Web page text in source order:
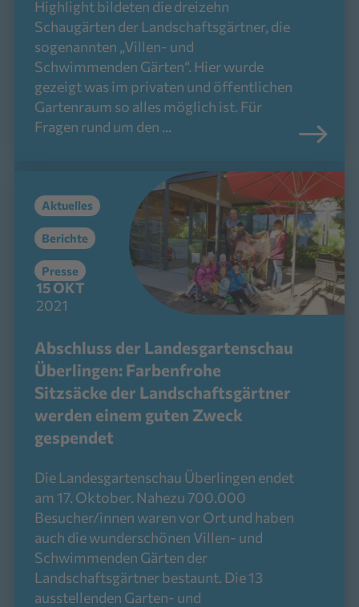
Highlight bildeten die dreizehn
Schaugärten der Landschaftsgärtner, die
sogenannten „Villen- und
Schwimmenden Gärten“. Hier wurde
gezeigt was im privaten und öffentlichen
Gartenraum so alles möglich ist. Für
Fragen rund um den ...
15OKT
2021
Aktuelles
Berichte
Presse
Abschluss der Landesgartenschau
Überlingen: Farbenfrohe
Sitzsäcke der Landschaftsgärtner
werden einem guten Zweck
gespendet
Die Landesgartenschau Überlingen endet
am 17. Oktober. Nahezu 700.000
Besucher/innen waren vor Ort und haben
auch die wunderschönen Villen- und
Schwimmenden Gärten der
Landschaftsgärtner bestaunt. Die 13
ausstellenden Garten- und